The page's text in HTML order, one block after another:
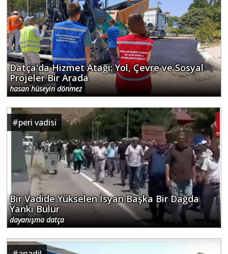
Datça'da Hizmet Atağı: Yol, Çevre ve Sosyal
Projeler Bir Arada
hasan hüseyin dönmez
#peri vadisi
Bir Vadide Yükselen İsyan Başka Bir Dağda
Yankı Bulur
dayanışma datça